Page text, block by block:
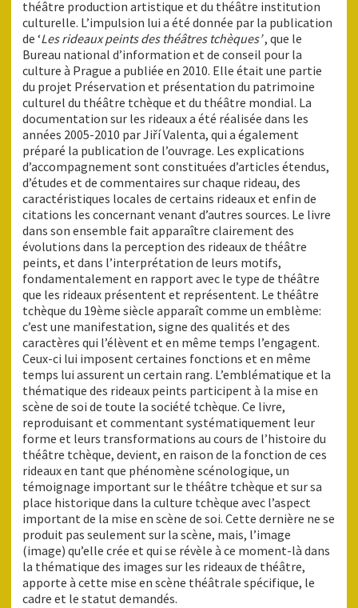
théâtre production artistique et du théâtre institution
culturelle. L’impulsion lui a été donnée par la publication
de ‘Les rideaux peints des théâtres tchèques’, que le
Bureau national d’information et de conseil pour la
culture à Prague a publiée en 2010. Elle était une partie
du projet Préservation et présentation du patrimoine
culturel du théâtre tchèque et du théâtre mondial. La
documentation sur les rideaux a été réalisée dans les
années 2005-2010 par Jiří Valenta, qui a également
préparé la publication de l’ouvrage. Les explications
d’accompagnement sont constituées d’articles étendus,
d’études et de commentaires sur chaque rideau, des
caractéristiques locales de certains rideaux et enfin de
citations les concernant venant d’autres sources. Le livre
dans son ensemble fait apparaître clairement des
évolutions dans la perception des rideaux de théâtre
peints, et dans l’interprétation de leurs motifs,
fondamentalement en rapport avec le type de théâtre
que les rideaux présentent et représentent. Le théâtre
tchèque du 19ème siècle apparaît comme un emblème:
c’est une manifestation, signe des qualités et des
caractères qui l’élèvent et en même temps l’engagent.
Ceux-ci lui imposent certaines fonctions et en même
temps lui assurent un certain rang. L’emblématique et la
thématique des rideaux peints participent à la mise en
scène de soi de toute la société tchèque. Ce livre,
reproduisant et commentant systématiquement leur
forme et leurs transformations au cours de l’histoire du
théâtre tchèque, devient, en raison de la fonction de ces
rideaux en tant que phénomène scénologique, un
témoignage important sur le théâtre tchèque et sur sa
place historique dans la culture tchèque avec l’aspect
important de la mise en scène de soi. Cette dernière ne se
produit pas seulement sur la scène, mais, l’image
(image) qu’elle crée et qui se révèle à ce moment-là dans
la thématique des images sur les rideaux de théâtre,
apporte à cette mise en scène théâtrale spécifique, le
cadre et le statut demandés.